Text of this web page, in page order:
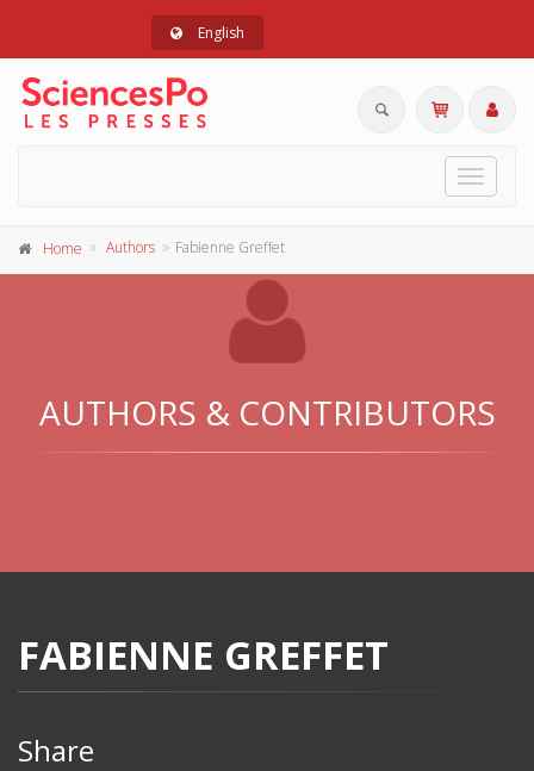
English
Toggle
Home Authors Fabienne Greffet
AUTHORS & CONTRIBUTORS
FABIENNE GREFFET
Share